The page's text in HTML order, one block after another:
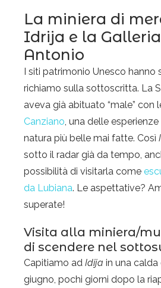
La miniera di
Idrija e la
Antonio
I siti patrimonio Unesco hanno
richiamo sulla sottoscritta. La
aveva già abituato “male” con
Canziano , una delle
natura più belle mai fatte. Così
sotto il radar già da tempo,
possibilità di visitarla come
da Lubiana. Le aspettative?
superate!
Visita alla miniera/
di scendere nel
Capitiamo ad Idija in una
giugno, pochi giorni dopo la